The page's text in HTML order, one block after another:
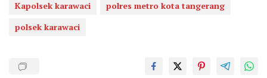
Kapolsek karawaci
polres metro kota tangerang
polsek karawaci